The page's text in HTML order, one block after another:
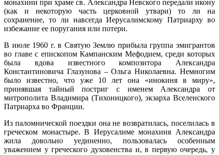
монахини при храме св. Александра Невского передали икону
(как и некоторую часть церковной утвари) то ли на
сохранение, то ли навсегда Иерусалимскому Патриарху во
избежание ее поругания или потери.
В июле 1960 г. в Святую Землю прибыла группа эмигрантов
во главе с епископом Кампанским Мефодием, среди которых
была вдова известного композитора Александра
Константиновича Глазунова – Ольга Николаевна. Немногим
было известно, что уже 10 лет она «инокиня в миру»,
принявшая тайный постриг с именем Александра от
митрополита Владимира (Тихоницкого), экзарха Вселенского
Патриарха во Франции.
Из паломнической поездки она не возвратилась, поселилась в
греческом монастыре. В Иерусалиме монахиня Александра
жила довольно уединенно, пользовалась особенным
уважением у греческого духовенства и, в первую очередь, у